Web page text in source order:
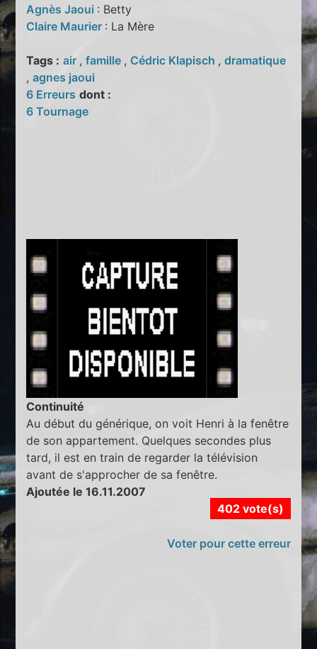
Agnès Jaoui : Betty
Claire Maurier : La Mère
Tags : air ,famille , Cédric Klapisch ,dramatique
,agnes jaoui
6 Erreurs dont :
6 Tournage
Continuité
Au début du générique, on voit Henri à la fenêtre
de son appartement. Quelques secondes plus
tard, il est en train de regarder la télévision
avant de s'approcher de sa fenêtre.
Ajoutée le 16.11.2007
402 vote(s)
Voter pour cette erreur